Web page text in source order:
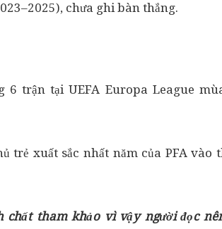
chưa ghi bàn thắng.
6 trận tại UEFA Europa League
trẻ xuất sắc nhất năm của PFA vào
tham khảo vì vậy người đọc